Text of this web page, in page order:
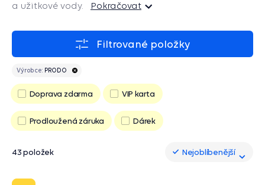
a užitkové vody.
Pokračovat
Pokračovat
Filtrované položky
Výrobce: PRODO
Doprava zdarma VIP karta
Prodloužená záruka Dárek
43 položek Nejoblíbenější
Nejoblíbenější